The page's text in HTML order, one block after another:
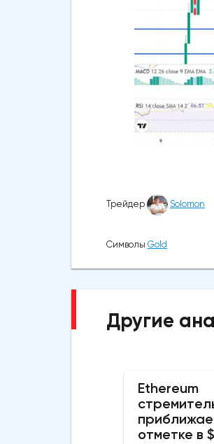
Трейдер Solomon
Символы Gold
Другие
Ethereum
отметке в